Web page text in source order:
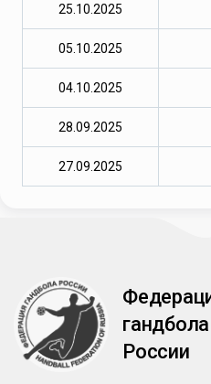
25.10.2025
05.10.2025
04.10.2025
28.09.2025
27.09.2025
гандбола
России